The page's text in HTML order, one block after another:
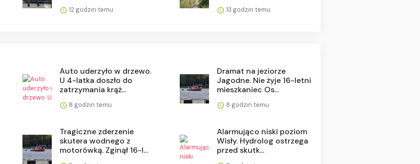
12 godzin temu 13 godzin temu
Auto uderzyło w drzewo.
U 4-latka doszło do
zatrzymania krąż...
8 godzin temu
Dramat na jeziorze
Jagodne. Nie żyje 16-letni
mieszkaniec Os...
8 godzin temu
Tragiczne zderzenie
skutera wodnego z
motorówką. Zginął 16-l...
Alarmująco niski poziom
Wisły. Hydrolog ostrzega
przed skutk...